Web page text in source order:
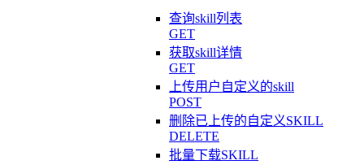
查询skill列表
GET
获取skill详情
GET
上传用户自定义的skill
POST
删除已上传的自定义SKILL
DELETE
批量下载SKILL